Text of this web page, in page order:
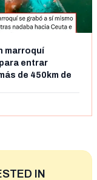
marroquí
entrar
de 450km de
IN